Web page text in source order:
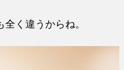
く違うからね。